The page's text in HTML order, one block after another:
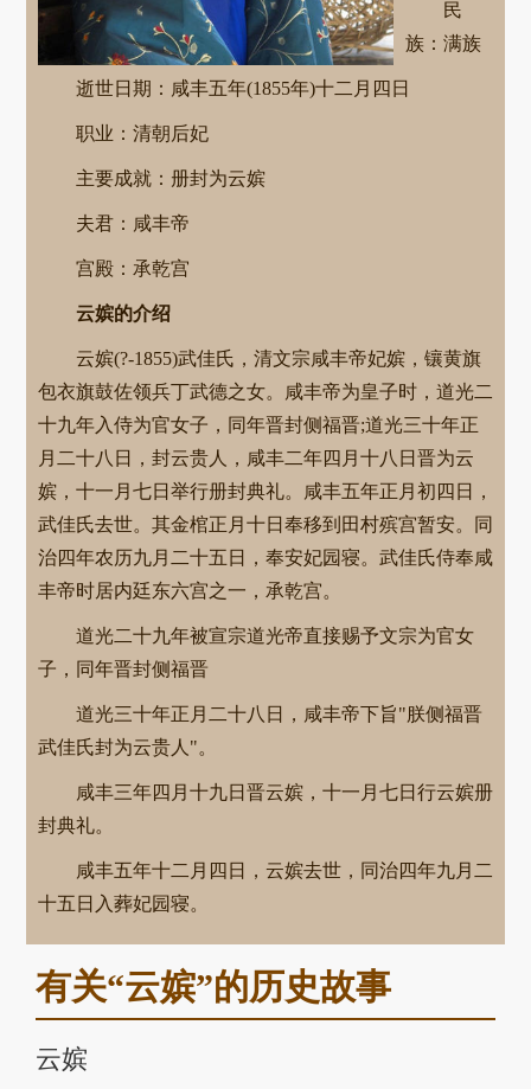
民
族：满族
逝世日期：咸丰五年(1855年)十二月四日
职业：清朝后妃
主要成就：册封为云嫔
夫君：咸丰帝
宫殿：承乾宫
云嫔的介绍
云嫔(?-1855)武佳氏，清文宗咸丰帝妃嫔，镶黄旗
包衣旗鼓佐领兵丁武德之女。咸丰帝为皇子时，道光二
十九年入侍为官女子，同年晋封侧福晋;道光三十年正
月二十八日，封云贵人，咸丰二年四月十八日晋为云
嫔，十一月七日举行册封典礼。咸丰五年正月初四日，
武佳氏去世。其金棺正月十日奉移到田村殡宫暂安。同
治四年农历九月二十五日，奉安妃园寝。武佳氏侍奉咸
丰帝时居内廷东六宫之一，承乾宫。
道光二十九年被宣宗道光帝直接赐予文宗为官女
子，同年晋封侧福晋
道光三十年正月二十八日，咸丰帝下旨"朕侧福晋
武佳氏封为云贵人"。
咸丰三年四月十九日晋云嫔，十一月七日行云嫔册
封典礼。
咸丰五年十二月四日，云嫔去世，同治四年九月二
十五日入葬妃园寝。
有关“云嫔”的历史故事
云嫔